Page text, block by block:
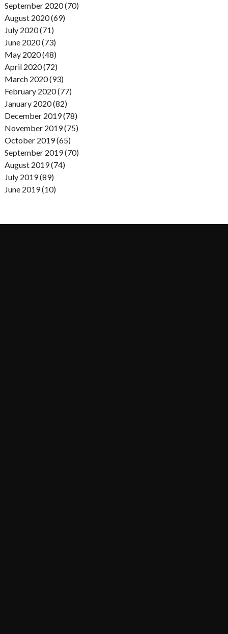
September 2020 (70)
August 2020 (69)
July 2020 (71)
June 2020 (73)
May 2020 (48)
April 2020 (72)
March 2020 (93)
February 2020 (77)
January 2020 (82)
December 2019 (78)
November 2019 (75)
October 2019 (65)
September 2019 (70)
August 2019 (74)
July 2019 (89)
June 2019 (10)